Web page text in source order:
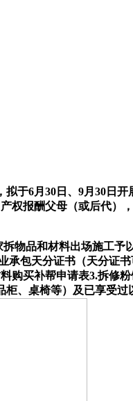
6月30日、9月30日开
权报酬父母（或后代）
品和材料出场施工予
承包天分证书（天分证
购买补帮申请表3.拆修
、桌椅等）及已享受